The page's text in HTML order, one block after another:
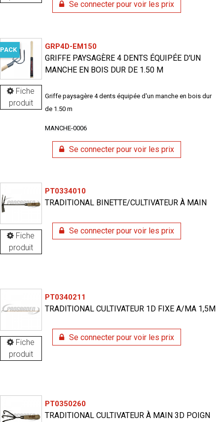
Se connecter pour voir les prix
Fiche
produit
PACK GRP4D-EM150
GRIFFE PAYSAGÈRE 4 DENTS ÉQUIPÉE D'UN
MANCHE EN BOIS DUR DE 1.50 M
Griffe paysagère 4 dents équipée d'un manche en bois dur
de 1.50 m
MANCHE-0006
Se connecter pour voir les prix
Fiche
produit
PT0334010
TRADITIONAL BINETTE/CULTIVATEUR À MAIN
Se connecter pour voir les prix
Fiche
produit
PT0340211
TRADITIONAL CULTIVATEUR 1D FIXE A/MA 1,5M
Se connecter pour voir les prix
PT0350260
TRADITIONAL CULTIVATEUR À MAIN 3D POIGN